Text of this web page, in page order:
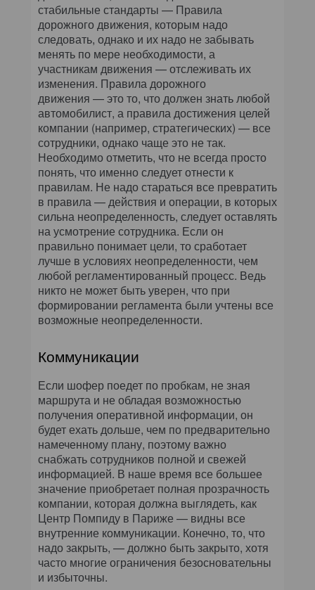
стабильные стандарты — Правила
дорожного движения, которым надо
следовать, однако и их надо не забывать
менять по мере необходимости, а
участникам движения — отслеживать их
изменения. Правила дорожного
движения — это то, что должен знать любой
автомобилист, а правила достижения целей
компании (например, стратегических) — все
сотрудники, однако чаще это не так.
Необходимо отметить, что не всегда просто
понять, что именно следует отнести к
правилам. Не надо стараться все превратить
в правила — действия и операции, в которых
сильна неопределенность, следует оставлять
на усмотрение сотрудника. Если он
правильно понимает цели, то сработает
лучше в условиях неопределенности, чем
любой регламентированный процесс. Ведь
никто не может быть уверен, что при
формировании регламента были учтены все
возможные неопределенности.
Коммуникации
Если шофер поедет по пробкам, не зная
маршрута и не обладая возможностью
получения оперативной информации, он
будет ехать дольше, чем по предварительно
намеченному плану, поэтому важно
снабжать сотрудников полной и свежей
информацией. В наше время все большее
значение приобретает полная прозрачность
компании, которая должна выглядеть, как
Центр Помпиду в Париже — видны все
внутренние коммуникации. Конечно, то, что
надо закрыть, — должно быть закрыто, хотя
часто многие ограничения безосновательны
и избыточны.